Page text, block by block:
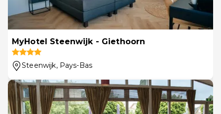
MyHotel Steenwijk - Giethoorn
Steenwijk, Pays-Bas